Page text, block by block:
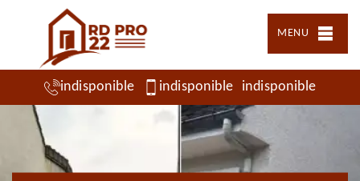
MENU
indisponible indisponible indisponible